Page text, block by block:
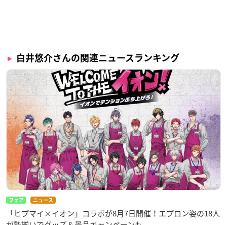
白井悠介さんの関連ニュースランキング
フェア ニュース
「ヒプマイ×イオン」コラボが8月7日開催！エプロン姿の18人